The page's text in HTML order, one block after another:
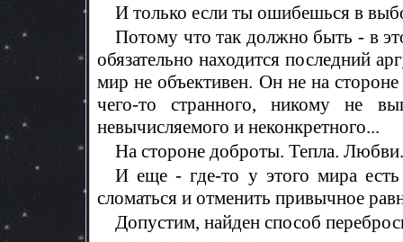
И только если ты ошибешься в
Потому что так должно быть - в
обязательно находится последний
мир не объективен. Он не на
чего-то странного, никому не
невычисляемого и неконкретного...
На стороне доброты. Тепла. Любви.
И еще - где-то у этого мира
сломаться и отменить привычное
Допустим, найден способ